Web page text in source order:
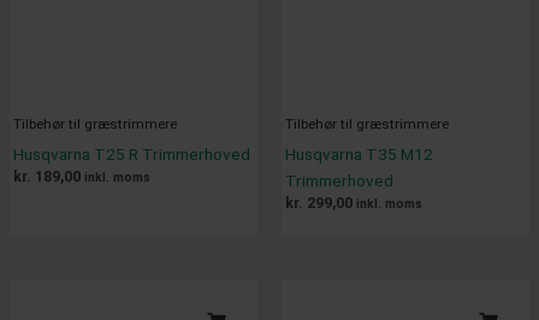
Tilbehør til græstrimmere
Husqvarna T25 R Trimmerhoved
kr. 189,00 inkl. moms
Tilbehør til græstrimmere
Husqvarna T35 M12
Trimmerhoved
kr. 299,00 inkl. moms